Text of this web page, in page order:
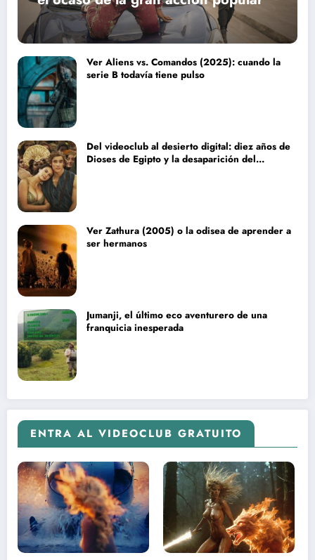
Ver Aliens vs. Comandos (2025): cuando la
serie B todavía tiene pulso
Del videoclub al desierto digital: diez años de
Dioses de Egipto y la desaparición del
Ver Zathura (2005) o la odisea de aprender a
ser hermanos
Jumanji, el último eco aventurero de una
franquicia inesperada
ENTRA AL VIDEOCLUB GRATUITO